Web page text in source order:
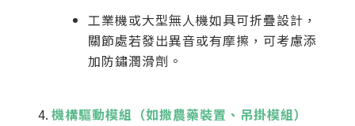
工業機或大型無人機如具可折疊設計，
關節處若發出異音或有摩擦，可考慮添
加防鏽潤滑劑。
機構驅動模組（如撒農藥裝置、吊掛模組）